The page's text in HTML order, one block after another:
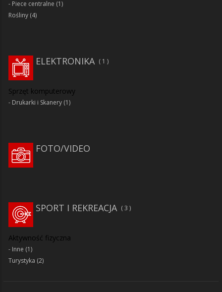
Piece centralne (1)
Rośliny (4)
1
ELEKTRONIKA
Sprzęt komputerowy
Drukarki i Skanery (1)
FOTO/VIDEO
SPORT I REKREACJA 3
Aktywność fizyczna
Inne (1)
Turystyka (2)